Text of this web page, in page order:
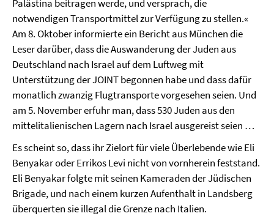
Palästina beitragen werde, und versprach, die
notwendigen Transportmittel zur Verfügung zu stellen.«
Am 8. Oktober informierte ein Bericht aus München die
Leser darüber, dass die Auswanderung der Juden aus
Deutschland nach Israel auf dem Luftweg mit
Unterstützung der JOINT begonnen habe und dass dafür
monatlich zwanzig Flugtransporte vorgesehen seien. Und
am 5. November erfuhr man, dass 530 Juden aus den
mittelitalienischen Lagern nach Israel ausgereist seien …
Es scheint so, dass ihr Zielort für viele Überlebende wie Eli
Benyakar oder Errikos Levi nicht von vornherein feststand.
Eli Benyakar folgte mit seinen Kameraden der Jüdischen
Brigade, und nach einem kurzen Aufenthalt in Landsberg
überquerten sie illegal die Grenze nach Italien.